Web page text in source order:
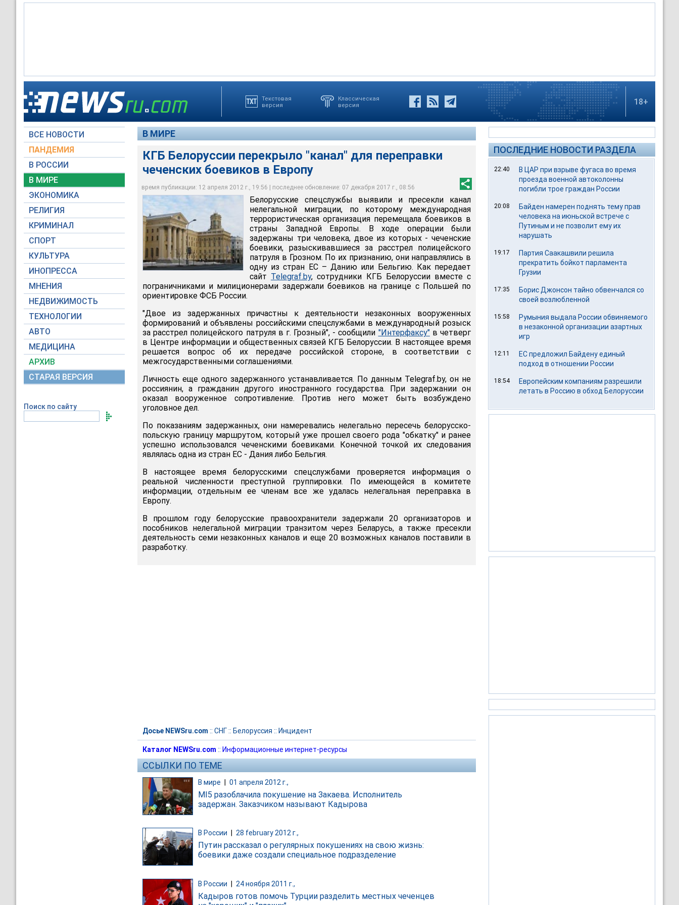
Текстовая
версия
Классическая
версия
18+
ВСЕ НОВОСТИ
ПАНДЕМИЯ
В РОССИИ
В МИРЕ
ЭКОНОМИКА
РЕЛИГИЯ
КРИМИНАЛ
СПОРТ
КУЛЬТУРА
ИНОПРЕССА
МНЕНИЯ
НЕДВИЖИМОСТЬ
ТЕХНОЛОГИИ
АВТО
МЕДИЦИНА
АРХИВ
СТАРАЯ ВЕРСИЯ
Поиск по сайту
В МИРЕ
КГБ Белоруссии перекрыло "канал" для переправки
чеченских боевиков в Европу
время публикации: 12 апреля 2012 г., 19:56 | последнее обновление: 07 декабря 2017 г., 08:56
Белорусские спецслужбы выявили и пресекли канал нелегальной миграции, по
которому международная террористическая организация перемещала боевиков в
страны Западной Европы
obozrevatel.com
Белорусские спецслужбы выявили и пресекли канал
нелегальной миграции, по которому международная
террористическая организация перемещала боевиков в
страны Западной Европы. В ходе операции были
задержаны три человека, двое из которых - чеченские
боевики, разыскивавшиеся за расстрел полицейского
патруля в Грозном. По их признанию, они направлялись в
одну из стран ЕС – Данию или Бельгию. Как передает
сайт Telegraf.by, сотрудники КГБ Белоруссии вместе с
пограничниками и милиционерами задержали боевиков на границе с Польшей по
ориентировке ФСБ России.
"Двое из задержанных причастны к деятельности незаконных вооруженных
формирований и объявлены российскими спецслужбами в международный розыск
за расстрел полицейского патруля в г. Грозный", - сообщили "Интерфаксу"в четверг
в Центре информации и общественных связей КГБ Белоруссии. В настоящее время
решается вопрос об их передаче российской стороне, в соответствии с
межгосударственными соглашениями.
Личность еще одного задержанного устанавливается. По данным Telegraf.by, он не
россиянин, а гражданин другого иностранного государства. При задержании он
оказал вооруженное сопротивление. Против него может быть возбуждено
уголовное дел.
По показаниям задержанных, они намеревались нелегально пересечь белорусско-
польскую границу маршрутом, который уже прошел своего рода "обкатку" и ранее
успешно использовался чеченскими боевиками. Конечной точкой их следования
являлась одна из стран ЕС - Дания либо Бельгия.
В настоящее время белорусскими спецслужбами проверяется информация о
реальной численности преступной группировки. По имеющейся в комитете
информации, отдельным ее членам все же удалась нелегальная переправка в
Европу.
В прошлом году белорусские правоохранители задержали 20 организаторов и
пособников нелегальной миграции транзитом через Беларусь, а также пресекли
деятельность семи незаконных каналов и еще 20 возможных каналов поставили в
разработку.
Досье NEWSru.com :: СНГ:: Белоруссия :: Инцидент
Каталог NEWSru.com :: Информационные интернет-ресурсы
ССЫЛКИ ПО ТЕМЕ
В мире 01 апреля 2012 г.,
MI5 разоблачила покушение на Закаева. Исполнитель
задержан. Заказчиком называют Кадырова
В России 28 february 2012 г.,
Путин рассказал о регулярных покушениях на свою жизнь:
боевики даже создали специальное подразделение
В России | 24 ноября 2011 г.,
Кадыров готов помочь Турции разделить местных чеченцев
ПОСЛЕДНИЕ НОВОСТИ РАЗДЕЛА
22:40
В ЦАР при взрыве фугаса во время
проезда военной автоколонны
погибли трое граждан России
20:08
Байден намерен поднять тему прав
человека на июньской встрече с
Путиным и не позволит ему их
нарушать
19:17
Партия Саакашвили решила
прекратить бойкот парламента
Грузии
17:35
Борис Джонсон тайно обвенчался со
своей возлюбленной
15:58
Румыния выдала России обвиняемого
в незаконной организации азартных
игр
12:11
ЕС предложил Байдену единый
подход в отношении России
18:54
Европейским компаниям разрешили
летать в Россию в обход Белоруссии